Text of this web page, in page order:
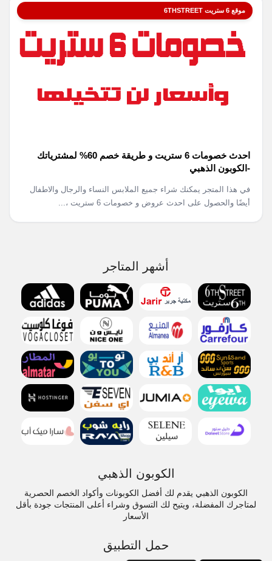
موقع 6 ستريت 6THSTREET
احدث خصومات 6 ستريت و طريقة خصم 60% لمشترياتك
-الكوبون الذهبي
في هذا المتجر يمكنك شراء جميع الملابس النساء والرجال والاطفال
أيضًا والحصول على احدث عروض و خصومات 6 ستريت ،...
أشهر المتاجر
الكوبون الذهبي
الكوبون الذهبي يقدم لك أفضل الكوبونات وأكواد الخصم الحصرية
لمتاجرك المفضلة، ويتيح لك التسوق وشراء أعلى المنتجات جودة بأقل
الأسعار
حمل التطبيق